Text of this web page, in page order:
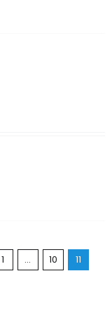
1 … 10 11